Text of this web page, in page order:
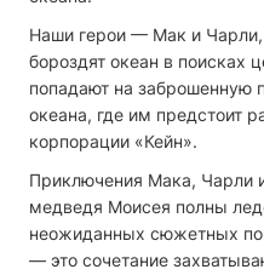
Наши герои — Мак и
бороздят океан в поисках
попадают на заброшенную
океана, где им предстоит
корпорации «Кейн».
Приключения Мака, Чарли
медведя Моисея полны
неожиданных сюжетных
— это сочетание